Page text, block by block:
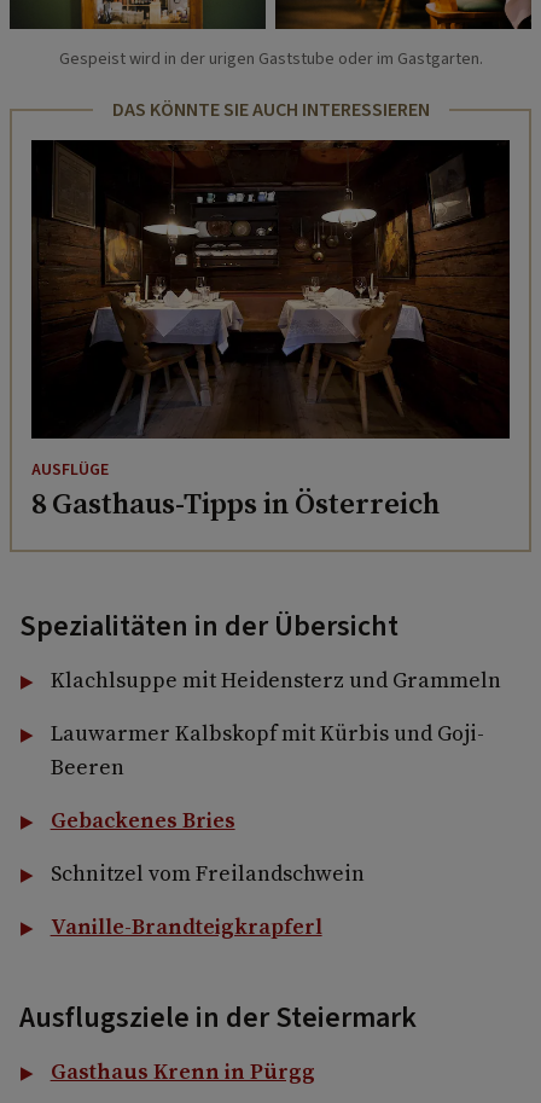
Gespeist wird in der urigen Gaststube oder im Gastgarten.
DAS KÖNNTE SIE AUCH INTERESSIEREN
AUSFLÜGE
8 Gasthaus-Tipps in Österreich
Spezialitäten in der Übersicht
Klachlsuppe mit Heidensterz und Grammeln
Lauwarmer Kalbskopf mit Kürbis und Goji-
Beeren
Gebackenes Bries
Schnitzel vom Freilandschwein
Vanille-Brandteigkrapferl
Ausflugsziele in der Steiermark
Gasthaus Krenn in Pürgg